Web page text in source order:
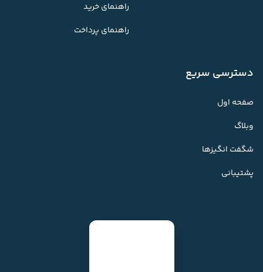
راهنمای خرید
راهنمای پرداخت
دسترسی سریع
صفحه اول
وبلاگ
شگفت انگیزها
پشتیبانی